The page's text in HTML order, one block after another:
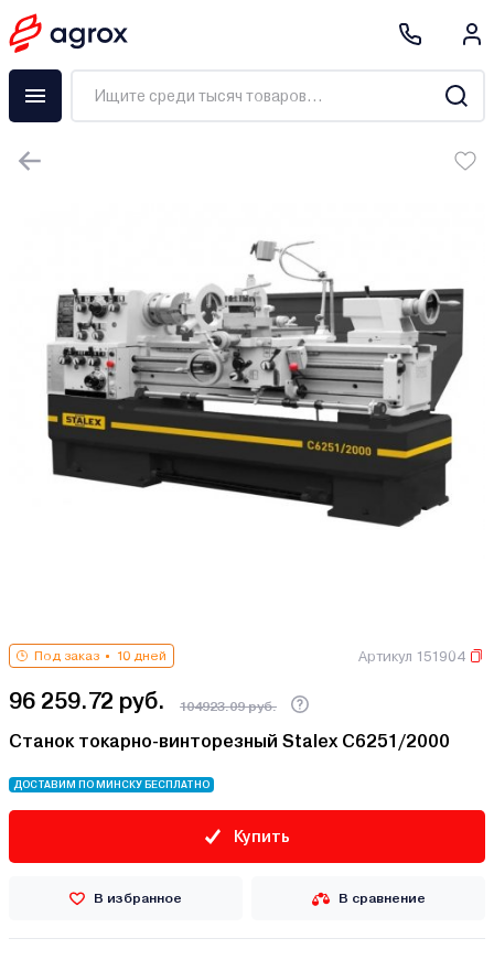
Под заказ 10 дней Артикул 151904
96 259.72 руб. 104923.09 руб.
Станок токарно-винторезный Stalex C6251/2000
ДОСТАВИМ ПО МИНСКУ БЕСПЛАТНО
Купить
В избранное В сравнение